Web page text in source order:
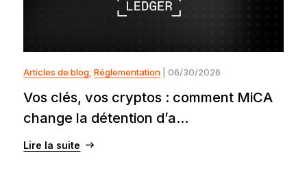
Articles de blog ,Réglementation | 06/30/2026
Vos clés, vos cryptos : comment MiCA
change la détention d’a...
Lire la suite